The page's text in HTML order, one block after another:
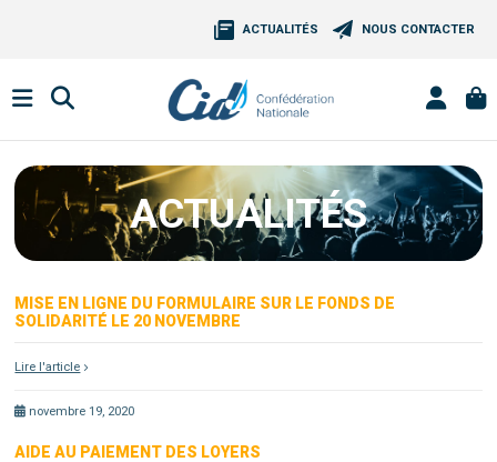
ACTUALITÉS NOUS CONTACTER
ACTUALITÉS
MISE EN LIGNE DU FORMULAIRE SUR LE FONDS DE
SOLIDARITÉ LE 20 NOVEMBRE
Lire l'article
novembre 19, 2020
AIDE AU PAIEMENT DES LOYERS